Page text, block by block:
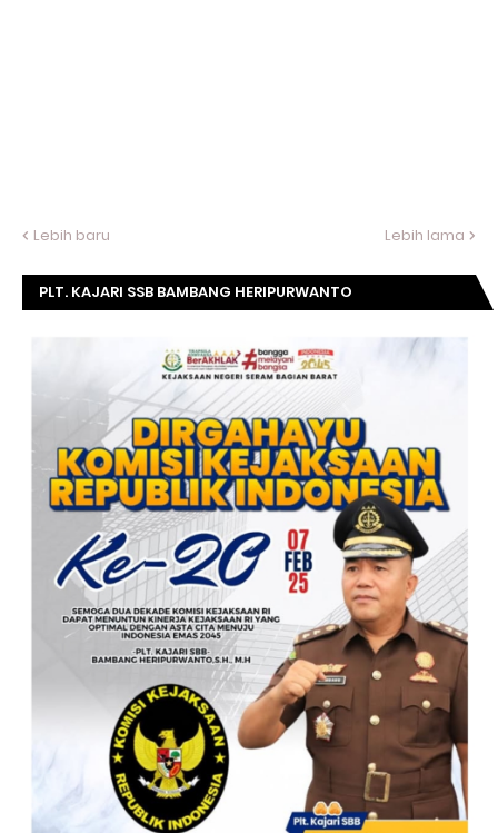
Lebih baru Lebih lama
PLT. KAJARI SSB BAMBANG HERIPURWANTO
KEJAKSAAN RI KE- 20 TAHUN.